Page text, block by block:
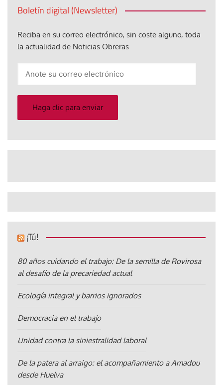
Boletín digital (Newsletter)
Reciba en su correo electrónico, sin coste alguno, toda
la actualidad de Noticias Obreras
electrónico
Haga clic para enviar
¡Tú!
80 años cuidando el trabajo: De la semilla de Rovirosa
al desafío de la precariedad actual
Ecología integral y barrios ignorados
Democracia en el trabajo
Unidad contra la siniestralidad laboral
De la patera al arraigo: el acompañamiento a Amadou
desde Huelva